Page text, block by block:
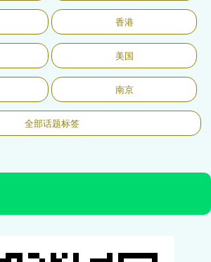
香港
美国
南京
全部话题标签